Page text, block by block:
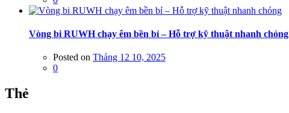
Vòng bi RUWH chạy êm bền bỉ – Hỗ trợ kỹ thuật nhanh chóng
Posted on Tháng 12 10, 2025
0
Thẻ